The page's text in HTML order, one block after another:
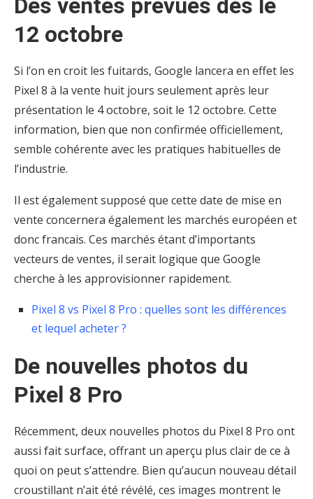
Des ventes prévues dès le
12 octobre
Si l’on en croit les fuitards, Google lancera en effet les
Pixel 8 à la vente huit jours seulement après leur
présentation le 4 octobre, soit le 12 octobre. Cette
information, bien que non confirmée officiellement,
semble cohérente avec les pratiques habituelles de
l’industrie.
Il est également supposé que cette date de mise en
vente concernera également les marchés européen et
donc francais. Ces marchés étant d’importants
vecteurs de ventes, il serait logique que Google
cherche à les approvisionner rapidement.
Pixel 8 vs Pixel 8 Pro : quelles sont les différences
et lequel acheter ?
De nouvelles photos du
Pixel 8 Pro
Récemment, deux nouvelles photos du Pixel 8 Pro ont
aussi fait surface, offrant un aperçu plus clair de ce à
quoi on peut s’attendre. Bien qu’aucun nouveau détail
croustillant n’ait été révélé, ces images montrent le